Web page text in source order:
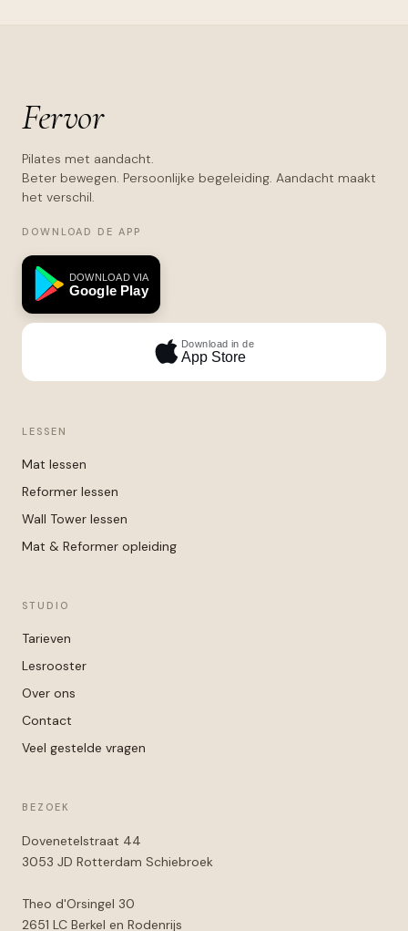
Fervor
Pilates met aandacht.
Beter bewegen. Persoonlijke begeleiding. Aandacht maakt
het verschil.
DOWNLOAD DE APP
DOWNLOAD VIA
Google Play
Download in de
App Store
LESSEN
Mat lessen
Reformer lessen
Wall Tower lessen
Mat & Reformer opleiding
STUDIO
Tarieven
Lesrooster
Over ons
Contact
Veel gestelde vragen
BEZOEK
Dovenetelstraat 44
3053 JD Rotterdam Schiebroek
Theo d'Orsingel 30
2651 LC Berkel en Rodenrijs